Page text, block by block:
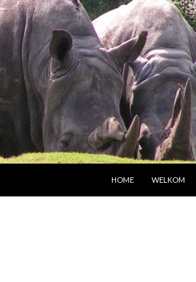
HOME
WELKOM